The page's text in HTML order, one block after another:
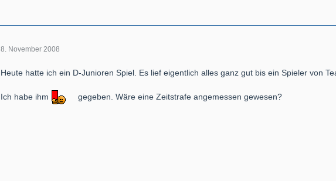
8. November 2008
Heute hatte ich ein D-Junioren Spiel. Es lief eigentlich alles ganz gut bis ein Spieler von
Ich habe ihm gegeben. Wäre eine Zeitstrafe angemessen gewesen?